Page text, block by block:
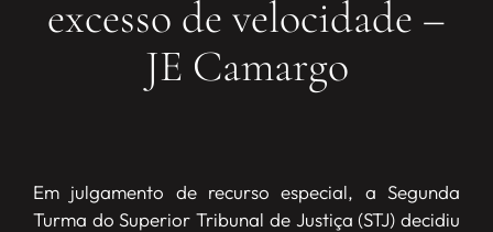
excesso de velocidade –
JE Camargo
Em julgamento de recurso especial, a Segunda
Turma do Superior Tribunal de Justiça (STJ) decidiu